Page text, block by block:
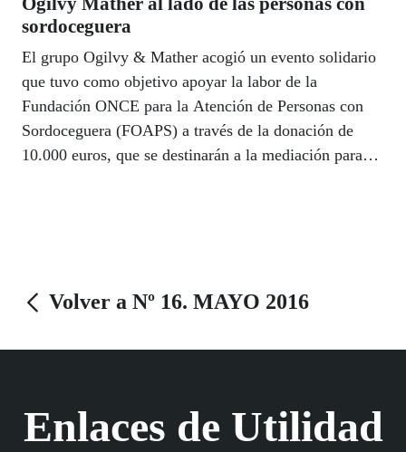
sordoceguera
El grupo Ogilvy & Mather acogió un evento solidario
que tuvo como objetivo apoyar la labor de la
Fundación ONCE para la Atención de Personas con
Sordoceguera (FOAPS) a través de la donación de
10.000 euros, que se destinarán a la mediación para
Volver a Nº 16. MAYO 2016
Enlaces de Utilidad